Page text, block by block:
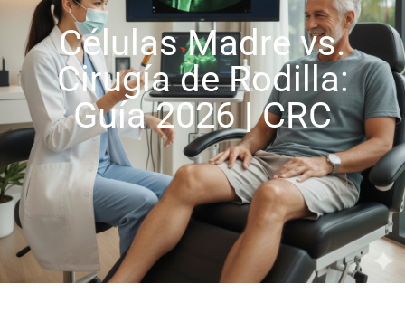
Células Madre vs.
Cirugía de Rodilla:
Guía 2026 | CRC